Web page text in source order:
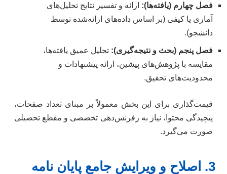
فصل چهارم (یافته‌ها): ارائه و تفسیر نتایج تحلیل‌های
آماری یا کیفی (بر اساس داده‌های ارائه‌شده توسط
دانشجو).
فصل پنجم (بحث و نتیجه‌گیری): تحلیل عمیق یافته‌ها،
مقایسه با پژوهش‌های پیشین، ارائه پیشنهادات و
محدودیت‌های تحقیق.
قیمت‌گذاری برای این بخش معمولاً بر مبنای تعداد صفحات،
پیچیدگی محتوا، نیاز به رفرنس‌دهی تخصصی و مقطع تحصیلی
صورت می‌گیرد.
3. اصلاح و ویرایش جامع پایان نامه